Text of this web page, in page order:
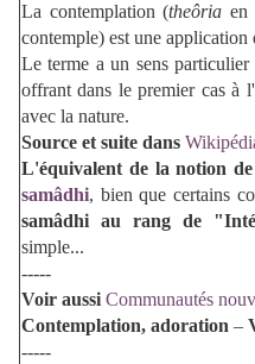
La contemplation (theôria en
contemple) est une
Le terme a un sens
offrant dans le premier cas à
avec la nature.
Source et suite dans
L'équivalent de la notion
samâdhi, bien que certains
samâdhi au rang de
simple...
-----
Voir aussi Communautés
Contemplation, adoration –
-----